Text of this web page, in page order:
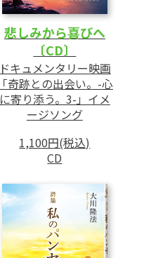
悲しみから喜びへ
〔CD〕
ドキュメンタリー映画
「奇跡との出会い。-心
に寄り添う。3-」イメ
ージソング
1,100円(税込)
CD